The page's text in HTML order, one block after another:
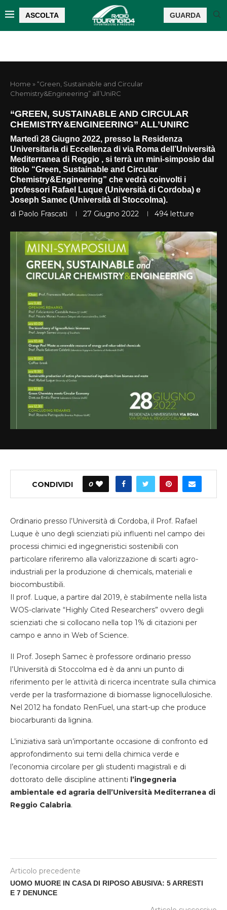
ASCOLTA GUARDA
Home »“Green, Sustainable and Circular
Chemistry&Engineering” all’UniRC
“GREEN, SUSTAINABLE AND CIRCULAR
CHEMISTRY&ENGINEERING” ALL’UNIRC
Martedì 28 Giugno 2022, presso la Residenza
Universitaria di Eccellenza di via Roma dell’Università
Mediterranea di Reggio , si terrà un mini-simposio dal
titolo “Green, Sustainable and Circular
Chemistry&Engineering” che vedrà coinvolti i
professori Rafael Luque (Università di Cordoba) e
Joseph Samec (Università di Stoccolma).
di Paolo Frascati 27 Giugno 2022 494 letture
CONDIVIDI 0
Ordinario presso l’Università di Cordoba, il Prof. Rafael
Luque è uno degli scienziati più influenti nel campo dei
processi chimici ed ingegneristici sostenibili con
particolare riferiremo alla valorizzazione di scarti agro-
industriali per la produzione di chemicals, materiali e
biocombustibili.
Il prof. Luque, a partire dal 2019, è stabilmente nella lista
WOS-clarivate “Highly Cited Researchers” ovvero degli
scienziati che si collocano nella top 1% di citazioni per
campo e anno in Web of Science.
Il Prof. Joseph Samec è professore ordinario presso
l’Università di Stoccolma ed è da anni un punto di
riferimento per le attività di ricerca incentrate sulla chimica
verde per la trasformazione di biomasse lignocellulosiche.
Nel 2012 ha fondato RenFuel, una start-up che produce
biocarburanti da lignina.
L’iniziativa sarà un’importante occasione di confronto ed
approfondimento sui temi della chimica verde e
l’economia circolare per gli studenti magistrali e di
dottorato delle discipline attinenti l’ingegneria
ambientale ed agraria dell’Università Mediterranea di
Reggio Calabria.
Articolo precedente
UOMO MUORE IN CASA DI RIPOSO ABUSIVA: 5 ARRESTI
E 7 DENUNCE